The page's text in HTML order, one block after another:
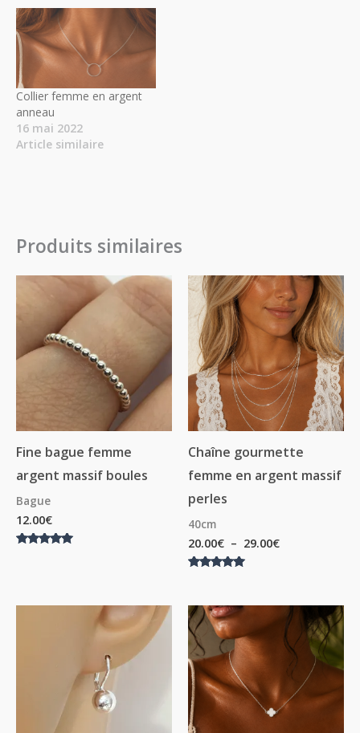
Collier femme en argent
anneau
16 mai 2022
Article similaire
Produits similaires
Fine bague femme
argent massif boules
Bague
12.00€
Chaîne gourmette
femme en argent massif
perles
40cm
20.00€ – 29.00€
Plage
de
prix :
20.00€
à
29.00€
Plage
de
prix :
27.00€
à